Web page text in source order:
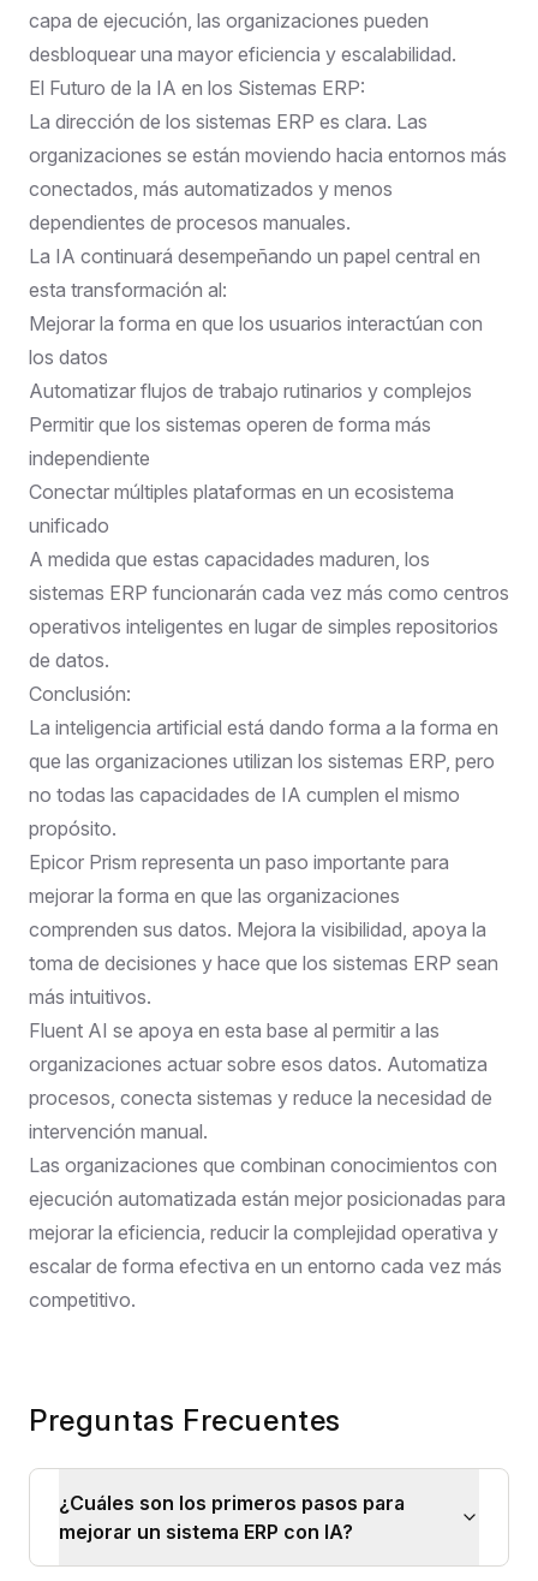
capa de ejecución, las organizaciones pueden
desbloquear una mayor eficiencia y escalabilidad.
El Futuro de la IA en los Sistemas ERP:
La dirección de los sistemas ERP es clara. Las
organizaciones se están moviendo hacia entornos más
conectados, más automatizados y menos
dependientes de procesos manuales.
La IA continuará desempeñando un papel central en
esta transformación al:
Mejorar la forma en que los usuarios interactúan con
los datos
Automatizar flujos de trabajo rutinarios y complejos
Permitir que los sistemas operen de forma más
independiente
Conectar múltiples plataformas en un ecosistema
unificado
A medida que estas capacidades maduren, los
sistemas ERP funcionarán cada vez más como centros
operativos inteligentes en lugar de simples repositorios
de datos.
Conclusión:
La inteligencia artificial está dando forma a la forma en
que las organizaciones utilizan los sistemas ERP, pero
no todas las capacidades de IA cumplen el mismo
propósito.
Epicor Prism representa un paso importante para
mejorar la forma en que las organizaciones
comprenden sus datos. Mejora la visibilidad, apoya la
toma de decisiones y hace que los sistemas ERP sean
más intuitivos.
Fluent AI se apoya en esta base al permitir a las
organizaciones actuar sobre esos datos. Automatiza
procesos, conecta sistemas y reduce la necesidad de
intervención manual.
Las organizaciones que combinan conocimientos con
ejecución automatizada están mejor posicionadas para
mejorar la eficiencia, reducir la complejidad operativa y
escalar de forma efectiva en un entorno cada vez más
competitivo.
Preguntas Frecuentes
¿Cuáles son los primeros pasos para
mejorar un sistema ERP con IA?